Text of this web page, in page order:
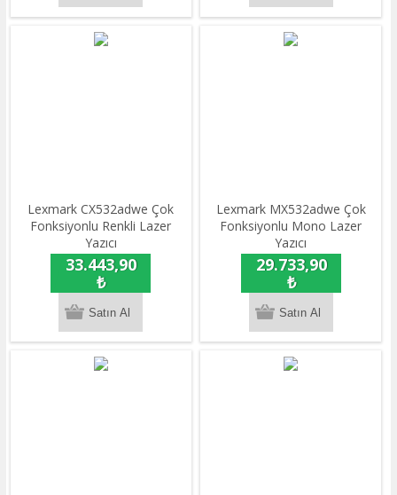
Lexmark CX532adwe Çok
Fonksiyonlu Renkli Lazer
Yazıcı
33.443,90
₺
Lexmark MX532adwe Çok
Fonksiyonlu Mono Lazer
Yazıcı
29.733,90
₺